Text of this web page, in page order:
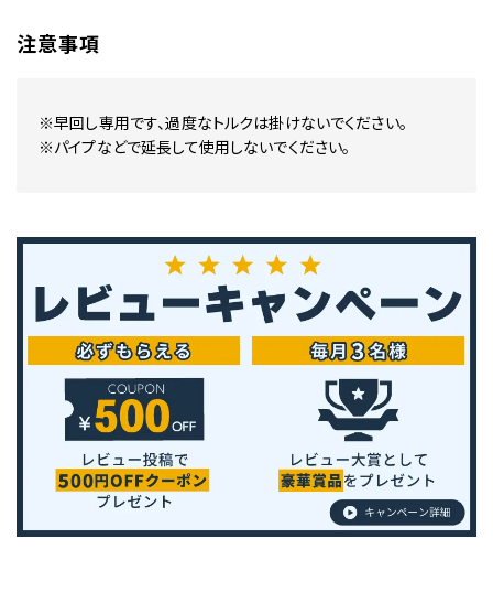
注意事項
※早回し専用です、過度なトルクは掛けないでください。
※パイプなどで延長して使用しないでください。